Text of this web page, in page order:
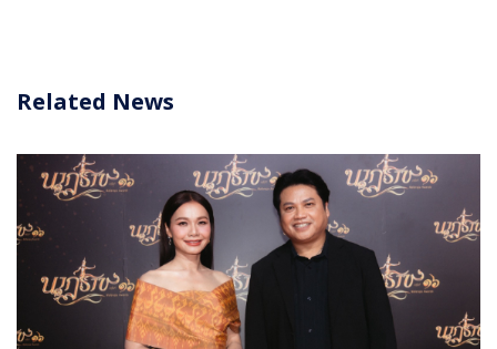
Related News